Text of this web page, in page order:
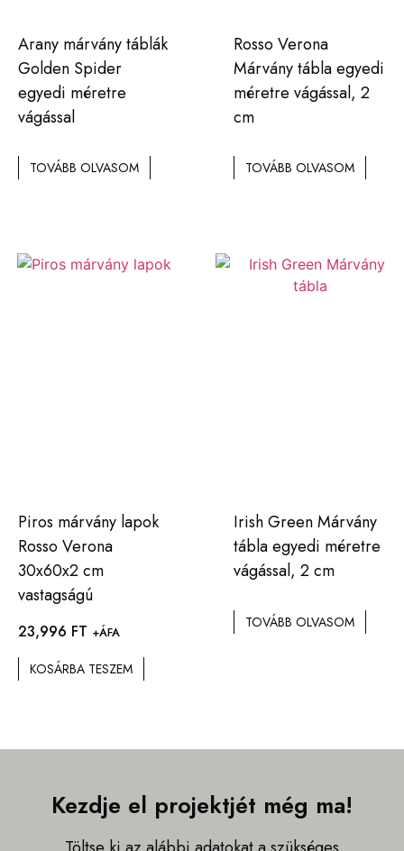
Arany márvány táblák
Golden Spider
egyedi méretre
vágással
TOVÁBB OLVASOM
Rosso Verona
Márvány tábla egyedi
méretre vágással, 2
cm
TOVÁBB OLVASOM
Piros márvány lapok
Rosso Verona
30x60x2 cm
vastagságú
23,996 FT +ÁFA
KOSÁRBA TESZEM
Irish Green Márvány
tábla egyedi méretre
vágással, 2 cm
TOVÁBB OLVASOM
Kezdje el projektjét még ma!